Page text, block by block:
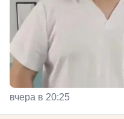
вчера в 20:25